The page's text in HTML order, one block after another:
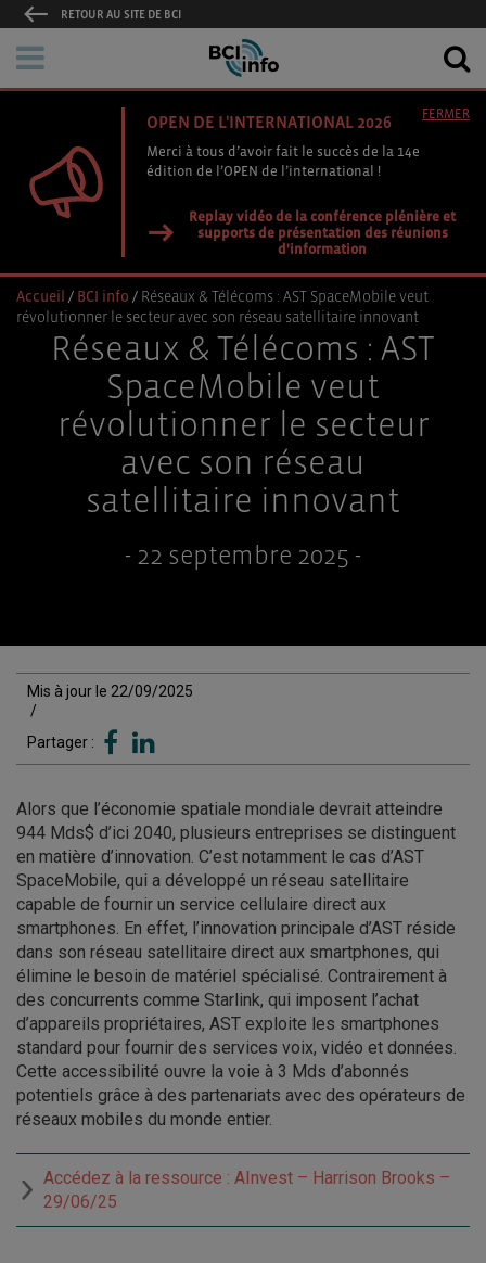
RETOUR AU SITE DE BCI
OPEN DE L'INTERNATIONAL 2026
Merci à tous d’avoir fait le succès de la 14e
édition de l’OPEN de l’international !
Replay vidéo de la conférence plénière et
supports de présentation des réunions
d'information
FERMER
Accueil / BCI info / Réseaux & Télécoms : AST SpaceMobile veut
révolutionner le secteur avec son réseau satellitaire innovant
Réseaux & Télécoms : AST
SpaceMobile veut
révolutionner le secteur
avec son réseau
satellitaire innovant
- 22 septembre 2025 -
Mis à jour le 22/09/2025
/
Partager :
Alors que l’économie spatiale mondiale devrait atteindre
944 Mds$ d’ici 2040, plusieurs entreprises se distinguent
en matière d’innovation. C’est notamment le cas d’AST
SpaceMobile, qui a développé un réseau satellitaire
capable de fournir un service cellulaire direct aux
smartphones. En effet, l’innovation principale d’AST réside
dans son réseau satellitaire direct aux smartphones, qui
élimine le besoin de matériel spécialisé. Contrairement à
des concurrents comme Starlink, qui imposent l’achat
d’appareils propriétaires, AST exploite les smartphones
standard pour fournir des services voix, vidéo et données.
Cette accessibilité ouvre la voie à 3 Mds d’abonnés
potentiels grâce à des partenariats avec des opérateurs de
réseaux mobiles du monde entier.
Accédez à la ressource : AInvest – Harrison Brooks –
29/06/25